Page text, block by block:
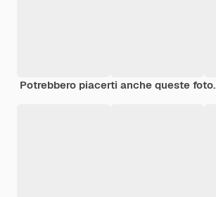
Potrebbero piacerti anche queste foto.